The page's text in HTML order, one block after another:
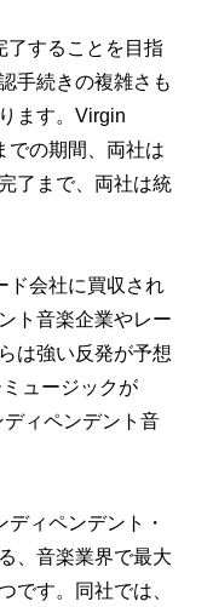
了することを目指
手続きの複雑さも
ます。Virgin
での期間、両社は
了まで、両社は統
ド会社に買収され
ト音楽企業やレー
は強い反発が予想
ュージックが
ィペンデント音
ィペンデント・
、音楽業界で最大
です。同社では、